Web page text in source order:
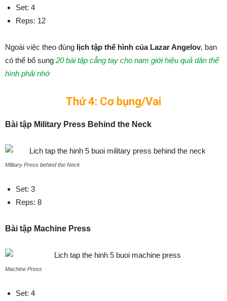
Set: 4
Reps: 12
Ngoài việc theo đúng lịch tập thể hình của Lazar Angelov, bạn
có thể bổ sung 20 bài tập cẳng tay cho nam giới hiệu quả dân thể
hình phải nhớ
Thứ 4: Cơ bụng/Vai
Bài tập Military Press Behind the Neck
Military Press behind the Neck
Set: 3
Reps: 8
Bài tập Machine Press
Machine Press
Set: 4